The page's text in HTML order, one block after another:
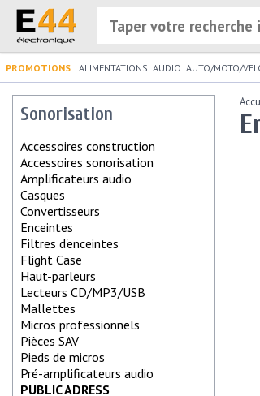
PROMOTIONS ALIMENTATIONS AUDIO AUTO/MOTO/
Sonorisation
Accessoires construction
Accessoires sonorisation
Amplificateurs audio
Casques
Convertisseurs
Enceintes
Filtres d'enceintes
Flight Case
Haut-parleurs
Lecteurs CD/MP3/USB
Mallettes
Micros professionnels
Pièces SAV
Pieds de micros
Pré-amplificateurs audio
PUBLIC ADRESS